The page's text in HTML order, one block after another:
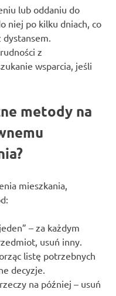
lub oddaniu do
niej po kilku dniach, co
z
wsparcia, jeśli
metody na
mieszkania,
– za każdym
usuń inny.
listę potrzebnych
decyzje.
na później – usuń